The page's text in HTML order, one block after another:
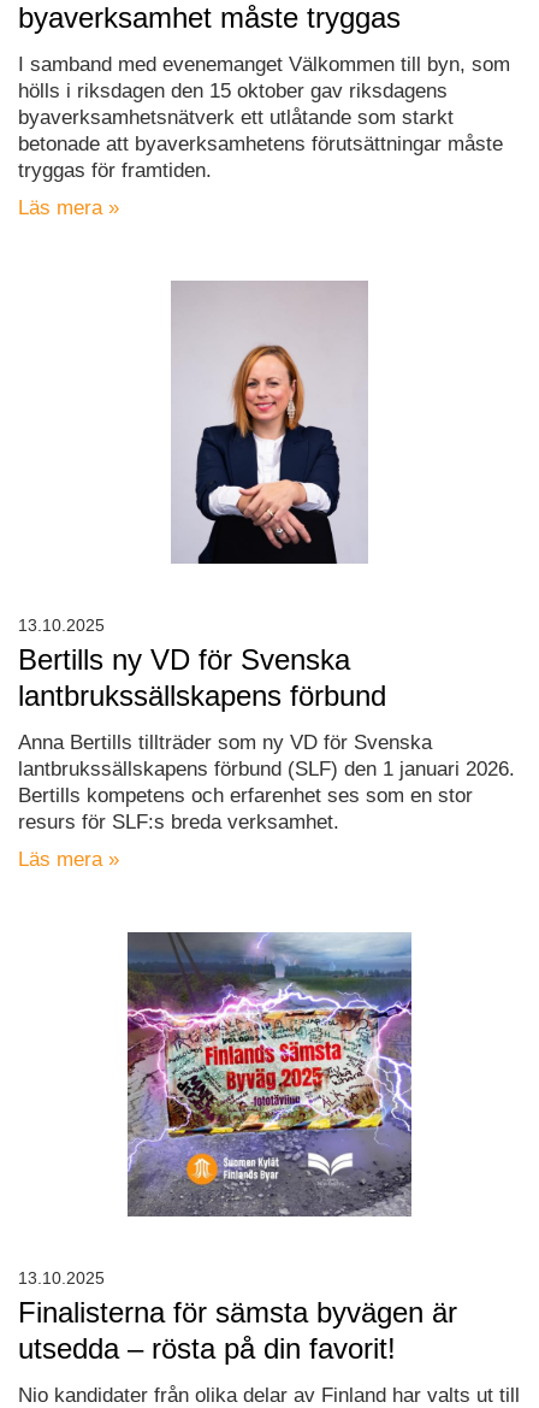
byaverksamhet måste tryggas
I samband med evenemanget Välkommen till byn, som
hölls i riksdagen den 15 oktober gav riksdagens
byaverksamhetsnätverk ett utlåtande som starkt
betonade att byaverksamhetens förutsättningar måste
tryggas för framtiden.
Läs mera »
Bertills ny VD för Svenska
lantbrukssällskapens förbund
Anna Bertills tillträder som ny VD för Svenska
lantbrukssällskapens förbund (SLF) den 1 januari 2026.
Bertills kompetens och erfarenhet ses som en stor
resurs för SLF:s breda verksamhet.
Läs mera »
13.10.2025
Finalisterna för sämsta byvägen är
utsedda – rösta på din favorit!
Nio kandidater från olika delar av Finland har valts ut till
13.10.2025